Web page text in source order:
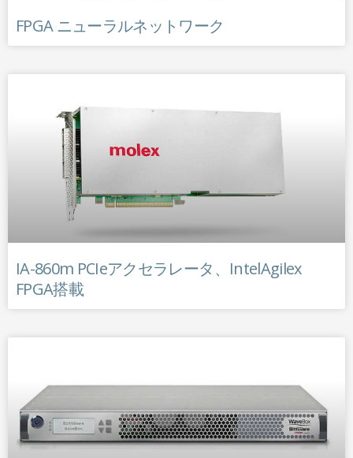
FPGA ニューラルネットワーク
IA-860m PCIeアクセラレータ、IntelAgilex
FPGA搭載